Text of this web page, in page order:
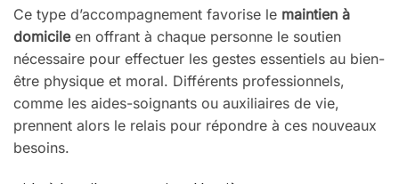
Ce type d’accompagnement favorise le maintien à
domicileen offrant à chaque personne le soutien
nécessaire pour effectuer les gestes essentiels au bien-
être physique et moral. Différents professionnels,
comme les aides-soignants ou auxiliaires de vie,
prennent alors le relais pour répondre à ces nouveaux
besoins.